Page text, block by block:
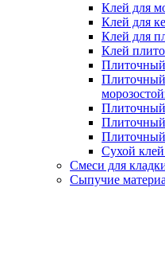
Клей для
Клей для
Клей для
Клей
Плиточный
Плиточный
Сухой
Смеси для
Сыпучие